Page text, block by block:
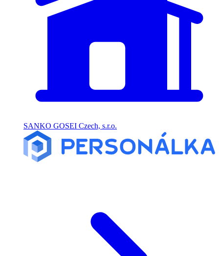
SANKO GOSEI Czech, s.r.o.